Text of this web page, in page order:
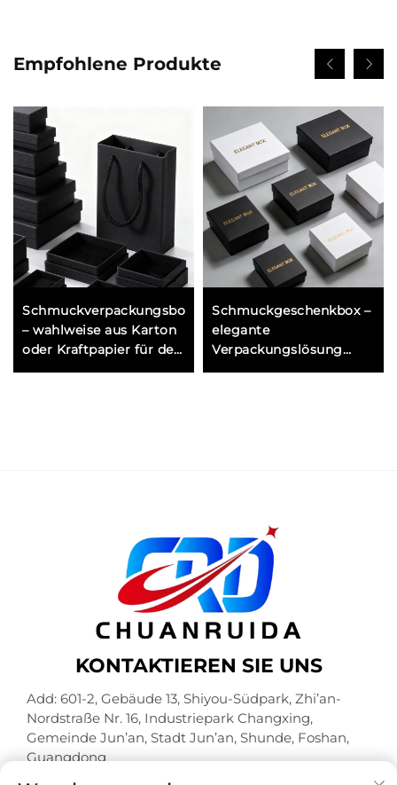
Empfohlene Produkte
Schmuckverpackungsbox
– wahlweise aus Karton
oder Kraftpapier für den
Versand und die
Schmuckgeschenkbox –
elegante
Verpackungslösung
zum Präsentieren von
KONTAKTIEREN SIE UNS
Add: 601-2, Gebäude 13, Shiyou-Südpark, Zhi’an-
Nordstraße Nr. 16, Industriepark Changxing,
Gemeinde Jun’an, Stadt Jun’an, Shunde, Foshan,
Guangdong